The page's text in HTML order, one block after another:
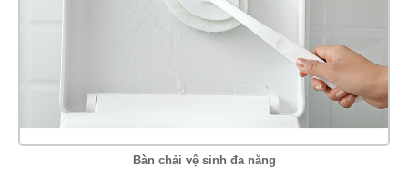
Bàn chải vệ sinh đa năng